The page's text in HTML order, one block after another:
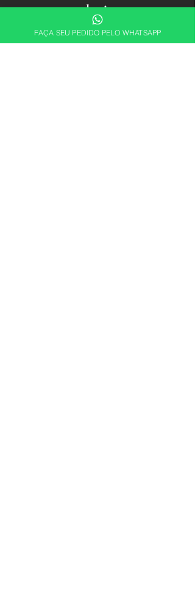
exclusivas.
EmailFAÇA SEU PEDIDO PELO WHATSAPP